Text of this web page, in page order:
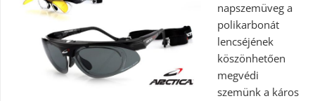
napszemüveg a
polikarbonát
lencséjének
köszönhetően
megvédi
szemünk a káros